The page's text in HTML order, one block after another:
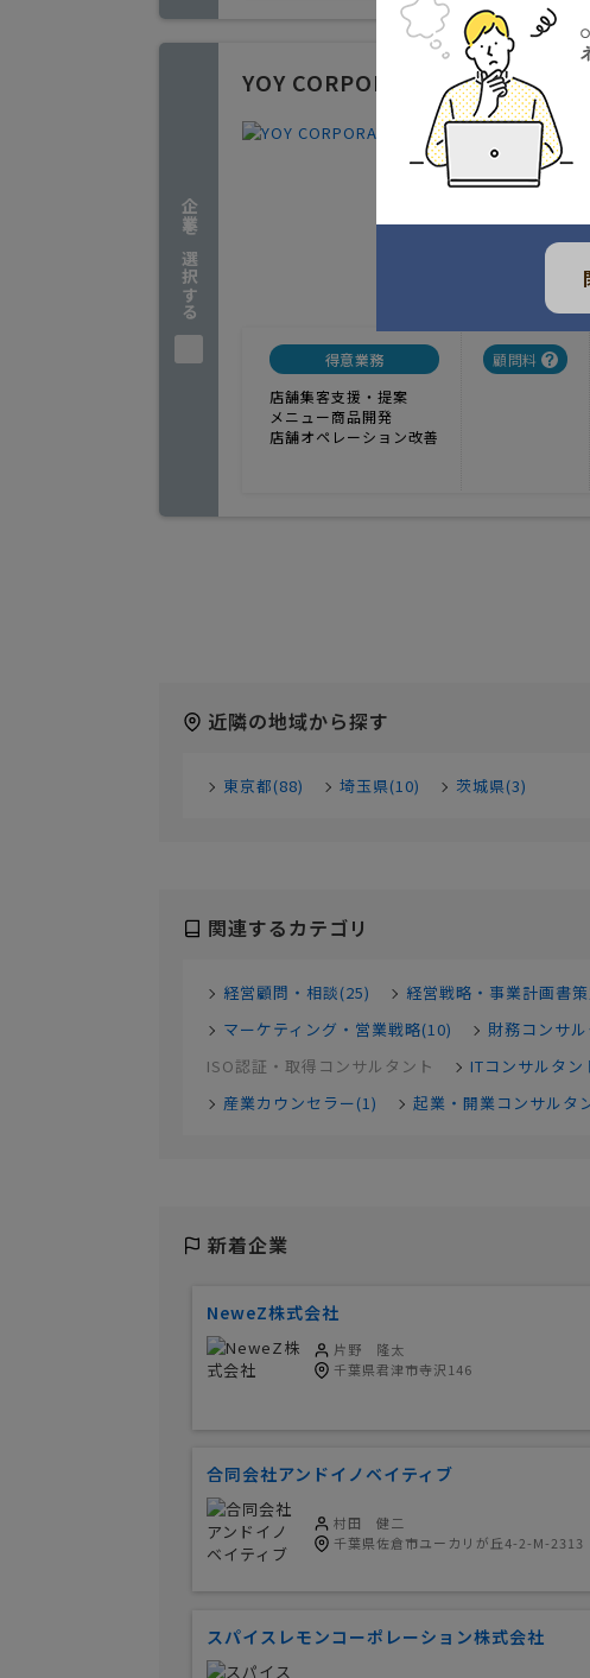
企業を選択する
YOY CORPORATE
飲食店コンサ
2 実績
千葉県松戸市小
得意業務
店舗集客支援・提案
メニュー商品開発
店舗オペレーション改善
顧問料
近隣の地域から探す
東京都(88) 埼玉県(10) 茨城県(3)
関連するカテゴリ
経営顧問・相談(25) 経営戦略・事業計画書
マーケティング・営業戦略(10)
財務コンサ
ISO認証・取得コンサルタント
ITコンサルタン
産業カウンセラー(1)
起業・開業コンサルタ
新着企業
NeweZ株式会社
片野 隆太
千葉県君津市寺沢146
合同会社アンドイノベイティブ
村田 健二
千葉県佐倉市ユーカリが丘4-2-M-2313
スパイスレモンコーポレーション株式会社